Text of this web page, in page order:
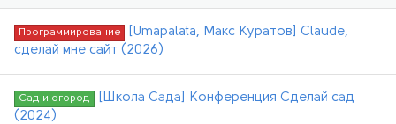
Программирование
[Umapalata, Макс Куратов] Claude,
сделай мне сайт (2026)
Сад и огород
[Школа Сада] Конференция Сделай сад
(2024)